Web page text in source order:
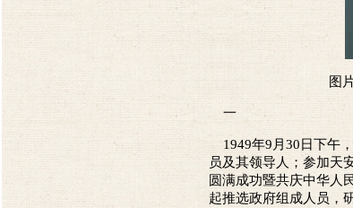
图
一
1949年9月30日下午
员及其领导人；参加天
圆满成功暨共庆中华人
起推选政府组成人员，